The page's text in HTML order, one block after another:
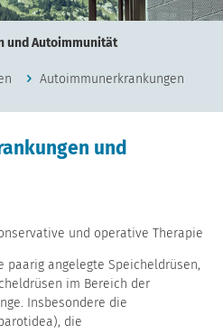
und Autoimmunität
Autoimmunerkrankungen
und
und operative Therapie
paarig angelegte Speicheldrüsen,
im Bereich der
Insbesondere die
die